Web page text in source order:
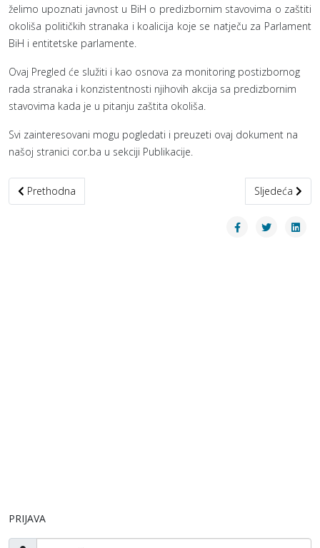
želimo upoznati javnost u BiH o predizbornim stavovima o zaštiti
okoliša političkih stranaka i koalicija koje se natječu za Parlament
BiH i entitetske parlamente.
Ovaj Pregled će služiti i kao osnova za monitoring postizbornog
rada stranaka i konzistentnosti njihovih akcija sa predizbornim
stavovima kada je u pitanju zaštita okoliša.
Svi zainteresovani mogu pogledati i preuzeti ovaj dokument na
našoj stranici cor.ba u sekciji Publikacije.
Prethodni članak: SCRATCH programiranje
Prethodna Sljedeći
Sljedeća
PRIJAVA